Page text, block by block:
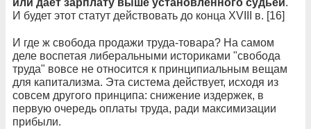
или дает зарплату выше установленного судьей.
И будет этот статут действовать до конца XVIII в. [16]
И где ж свобода продажи труда-товара? На самом
деле воспетая либеральными историками "свобода
труда" вовсе не относится к принципиальным вещам
для капитализма. Эта система действует, исходя из
совсем другого принципа: снижение издержек, в
первую очередь оплаты труда, ради максимизации
прибыли.